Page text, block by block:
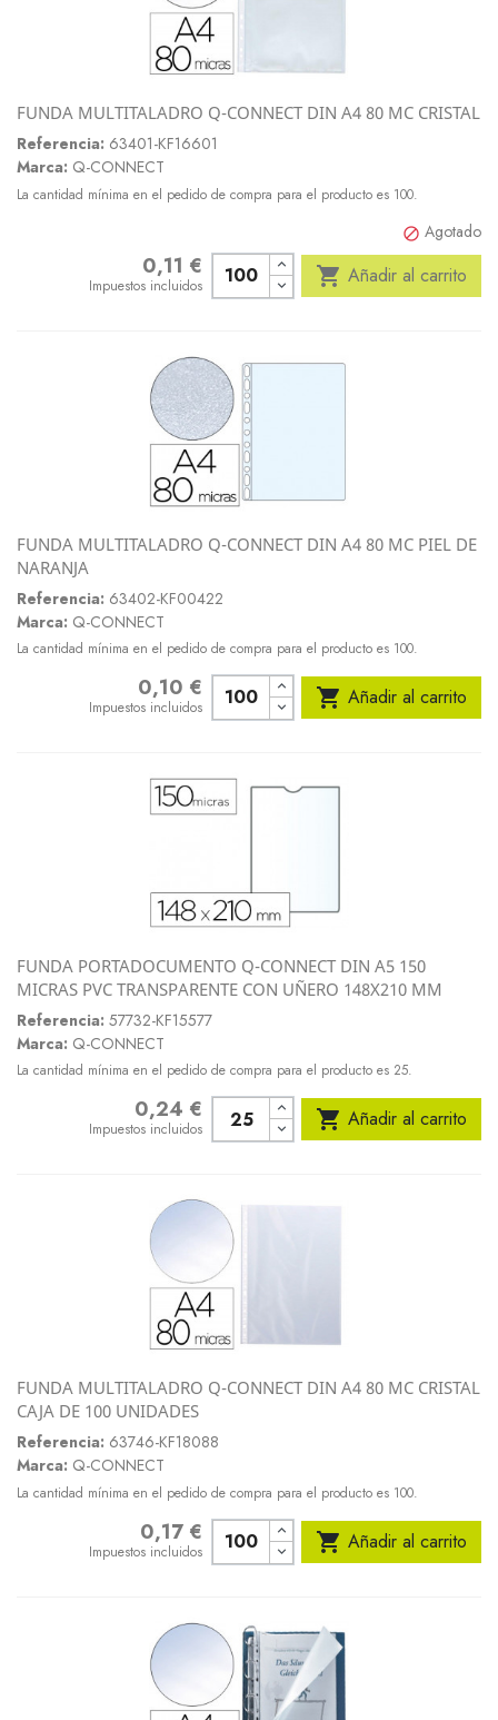
FUNDA MULTITALADRO Q-CONNECT DIN A4 80 MC CRISTAL
Referencia: 63401-KF16601
Marca: Q-CONNECT
La cantidad mínima en el pedido de compra para el producto es 100.
 Agotado
0,11 €
Impuestos incluidos  Añadir al carrito
FUNDA MULTITALADRO Q-CONNECT DIN A4 80 MC PIEL DE
NARANJA
Referencia: 63402-KF00422
Marca: Q-CONNECT
La cantidad mínima en el pedido de compra para el producto es 100.
0,10 €
Impuestos incluidos  Añadir al carrito
FUNDA PORTADOCUMENTO Q-CONNECT DIN A5 150
MICRAS PVC TRANSPARENTE CON UÑERO 148X210 MM
Referencia: 57732-KF15577
Marca: Q-CONNECT
La cantidad mínima en el pedido de compra para el producto es 25.
0,24 €
Impuestos incluidos  Añadir al carrito
FUNDA MULTITALADRO Q-CONNECT DIN A4 80 MC CRISTAL
CAJA DE 100 UNIDADES
Referencia: 63746-KF18088
Marca: Q-CONNECT
La cantidad mínima en el pedido de compra para el producto es 100.
0,17 €
Impuestos incluidos  Añadir al carrito